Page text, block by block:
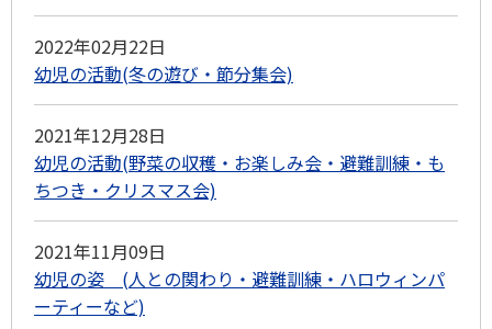
2022年02月22日
幼児の活動(冬の遊び・節分集会)
2021年12月28日
幼児の活動(野菜の収穫・お楽しみ会・避難訓練・も
ちつき・クリスマス会)
2021年11月09日
幼児の姿 (人との関わり・避難訓練・ハロウィンパ
ーティーなど)